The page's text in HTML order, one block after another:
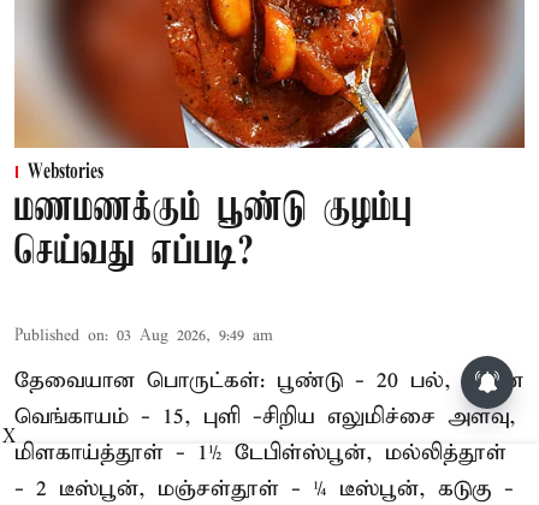
Webstories
மணமணக்கும் பூண்டு குழம்பு
செய்வது எப்படி?
Published on: 03 Aug 2026, 9:49 am
தேவையான பொருட்கள்: பூண்டு - 20 பல், சின்ன
வெங்காயம் - 15, புளி -சிறிய எலுமிச்சை அளவு,
மிளகாய்த்தூள் - 1½ டேபிள்ஸ்பூன், மல்லித்தூள்
- 2 டீஸ்பூன், மஞ்சள்தூள் - ¼ டீஸ்பூன், கடுகு -
X